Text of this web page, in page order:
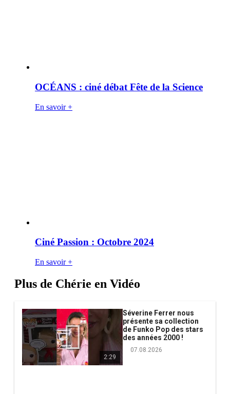
OCÉANS : ciné débat Fête de la Science
En savoir +
Ciné Passion : Octobre 2024
En savoir +
Plus de Chérie en Vidéo
2:29
Séverine Ferrer nous
présente sa collection
de Funko Pop des stars
des années 2000 !
07.08.2026